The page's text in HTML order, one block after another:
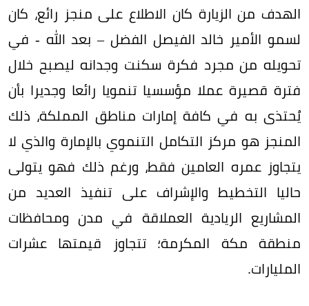
الهدف من الزيارة كان الاطلاع على منجز رائع، كان
لسمو الأمير خالد الفيصل الفضل – بعد الله - في
تحويله من مجرد فكرة سكنت وجدانه ليصبح خلال
فترة قصيرة عملا مؤسسيا تنمويا رائعا وجديرا بأن
يُحتذى به في كافة إمارات مناطق المملكة، ذلك
المنجز هو مركز التكامل التنموي بالإمارة والذي لا
يتجاوز عمره العامين فقط، ورغم ذلك فهو يتولى
حاليا التخطيط والإشراف على تنفيذ العديد من
المشاريع الريادية العملاقة في مدن ومحافظات
منطقة مكة المكرمة؛ تتجاوز قيمتها عشرات
المليارات.